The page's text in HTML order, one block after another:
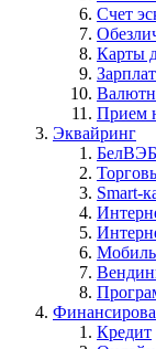
Счет
Карты
Прием
Эквайринг
Smart-
Кредит